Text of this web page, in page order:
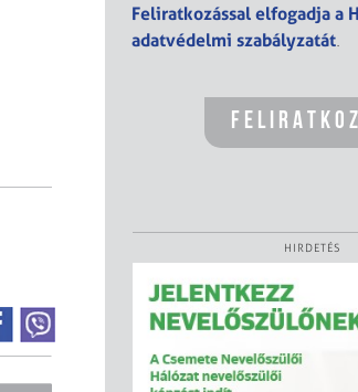
Feliratkozással elfogadja a
adatvédelmi szabályzatát.
HIRDETÉS